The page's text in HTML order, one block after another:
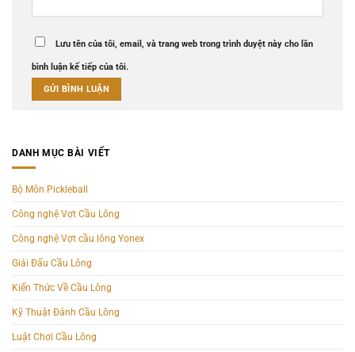
Lưu tên của tôi, email, và trang web trong trình duyệt này cho lần
bình luận kế tiếp của tôi.
DANH MỤC BÀI VIẾT
Bộ Môn Pickleball
Công nghệ Vợt Cầu Lông
Công nghệ Vợt cầu lông Yonex
Giải Đấu Cầu Lông
Kiến Thức Về Cầu Lông
Kỹ Thuật Đánh Cầu Lông
Luật Chơi Cầu Lông